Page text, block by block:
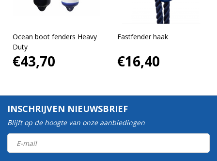
Ocean boot fenders Heavy
Duty
€43,70
Fastfender haak
€16,40
INSCHRIJVEN NIEUWSBRIEF
Blijft op de hoogte van onze aanbiedingen